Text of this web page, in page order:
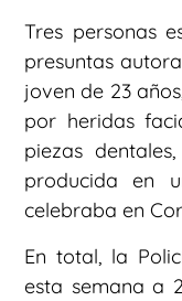
Tres personas
presuntas
joven de 23
por heridas
piezas
producida en
celebraba en
En total, la
esta semana a